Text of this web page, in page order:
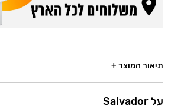
תיאור המוצר +
על Salvador